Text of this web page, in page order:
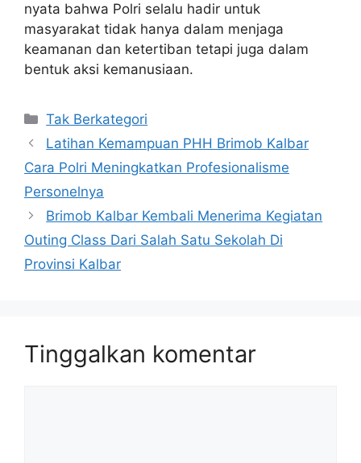
nyata bahwa Polri selalu hadir untuk
masyarakat tidak hanya dalam menjaga
keamanan dan ketertiban tetapi juga dalam
bentuk aksi kemanusiaan.
Kategori
Tak Berkategori
Latihan Kemampuan PHH Brimob Kalbar
Cara Polri Meningkatkan Profesionalisme
Personelnya
Brimob Kalbar Kembali Menerima Kegiatan
Outing Class Dari Salah Satu Sekolah Di
Provinsi Kalbar
Tinggalkan komentar